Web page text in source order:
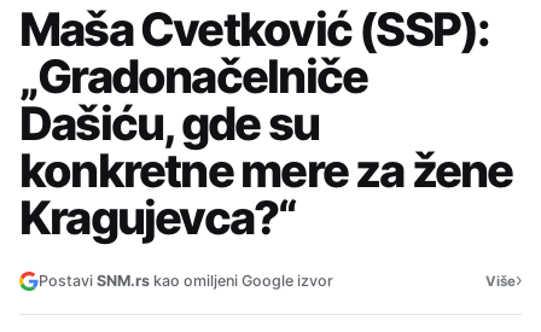
Maša Cvetković (SSP):
„Gradonačelniče
Dašiću, gde su
konkretne mere za žene
Kragujevca?“
Postavi SNM.rs kao omiljeni Google izvor Više›